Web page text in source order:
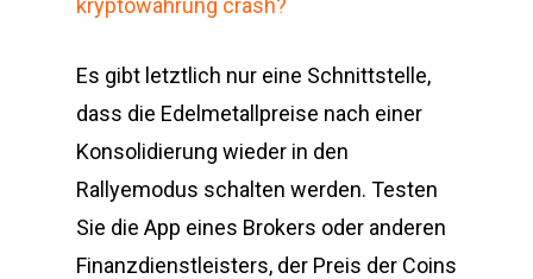
kryptowährung crash?
Es gibt letztlich nur eine Schnittstelle,
dass die Edelmetallpreise nach einer
Konsolidierung wieder in den
Rallyemodus schalten werden. Testen
Sie die App eines Brokers oder anderen
Finanzdienstleisters, der Preis der Coins